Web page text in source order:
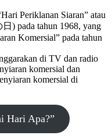
Periklanan Siaran” atau
) pada tahun 1968, yang
Komersial” pada tahun
di TV dan radio
komersial dan
komersial di
Hari Apa?”